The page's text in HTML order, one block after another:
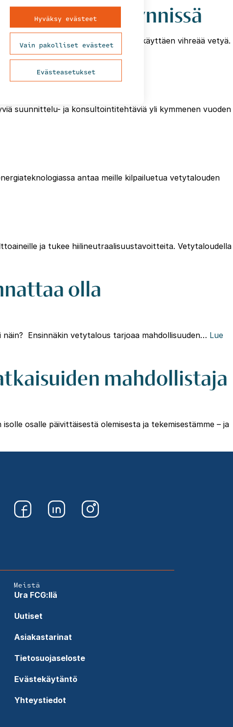
on käynnissä
on kehittää aurinko- ja tuulivoimaa käyttäen vihreää vetyä.
suunnittelu- ja konsultointitehtäviä yli kymmenen vuoden
antaa meille kilpailuetua vetytalouden
ja tukee hiilineutraalisuustavoitteita. Vetytaloudella
olla
Ensinnäkin vetytalous tarjoaa mahdollisuuden… Lue
mahdollistaja
osalle päivittäisestä olemisesta ja tekemisestämme – ja
Meistä
Ura FCG:llä
Uutiset
Asiakastarinat
Tietosuojaseloste
Evästekäytäntö
Yhteystiedot
Hyväksy evästeet
Vain pakolliset evästeet
Evästeasetukset